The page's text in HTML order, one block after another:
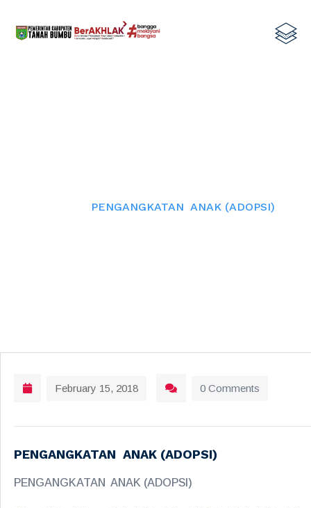
PENGANGKATAN ANAK (ADOPSI)
February 15, 2018 0 Comments
PENGANGKATAN ANAK (ADOPSI)
PENGANGKATAN ANAK (ADOPSI)